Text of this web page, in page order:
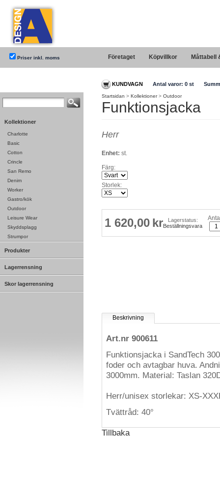
KUNDVAGN Antal varor: 0 st
Priser inkl. moms Företaget Köpvillkor Måttabell
Kollektioner
Charlotte
Basic
Cotton
Crincle
San Remo
Denim
Worker
Gastro/kök
Outdoor
Leisure Wear
Skyddsplagg
Strumpor
Produkter
Lagerrensning
Skor lagerrensning
Startsidan > Kollektioner> Outdoor
Funktionsjacka
Herr
Enhet: st.
Färg:
Storlek:
1 620,00 kr
Lagerstatus:
Beställningsvara
Beskrivning
Art.nr 900611
Funktionsjacka i SandTech
foder och avtagbar huva.
3000mm. Material: Taslan
Herr/unisex storlekar: XS-
Tvättråd: 40°
Tillbaka